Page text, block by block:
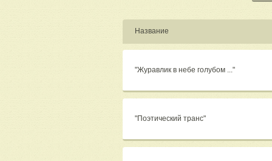
Название
"Журавлик в небе голубом ..."
"Поэтический транс"